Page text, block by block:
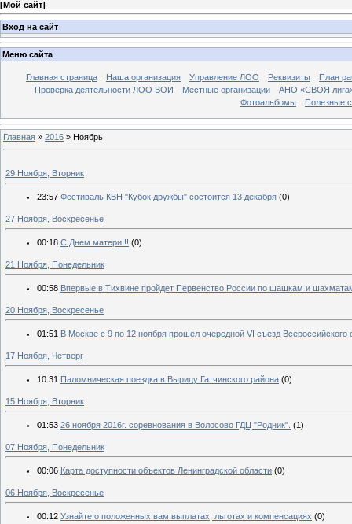
[Мой сайт]
Вход на сайт
Меню сайта
Главная страница Наша организация Управление ЛОО Реквизиты
План
Проверка деятельности ЛОО ВОИ
Местные организации
АНО «СВОЯ
Фотоальбомы
Полезные
Главная » 2016 » Ноябрь
29 Ноября, Вторник
23:57 Фестиваль КВН "Кубок дружбы" состоится 13 декабря (0)
27 Ноября, Воскресенье
00:18 С Днем матери!!! (0)
21 Ноября, Понедельник
00:58 Впервые в Тихвине пройдет Первенство России по шашкам и
20 Ноября, Воскресенье
01:51 В Москве с 9 по 12 ноября прошел очередной VI съезд Всероссийского
17 Ноября, Четверг
10:31 Паломническая поездка в Вырицу Гатчинского района (0)
15 Ноября, Вторник
01:53 26 ноября 2016г. соревнования в Волосово ГДЦ "Родник". (1)
07 Ноября, Понедельник
00:06 Карта доступности объектов Ленинградской области (0)
06 Ноября, Воскресенье
00:12 Узнайте о положенных вам выплатах, льготах и компенсациях (0)